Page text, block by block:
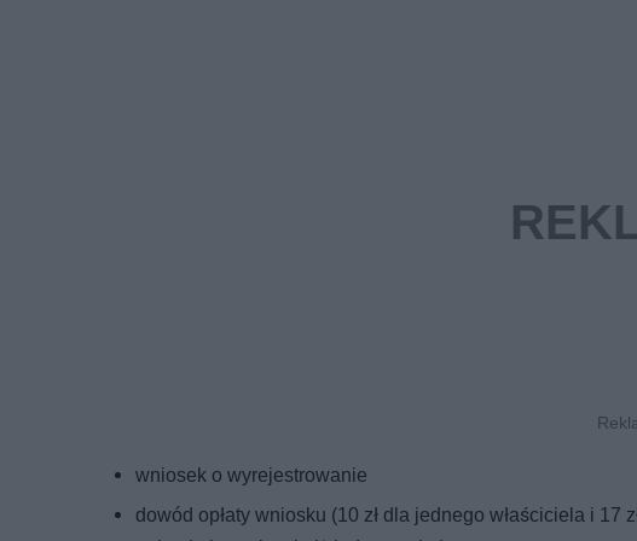
wniosek o wyrejestrowanie
dowód opłaty wniosku (10 zł dla jednego właściciela i